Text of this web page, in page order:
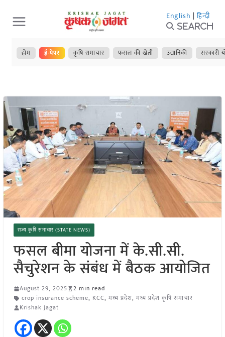
Skip
to
content
English | हिन्दी
Search
होम ई-पेपर कृषि समाचार फसल की खेती उद्यानिकी सरकारी
राज्य कृषि समाचार (STATE NEWS)
फसल बीमा योजना में के.सी.सी.
सैचुरेशन के संबंध में बैठक आयोजित
August 29, 2025
2 min read
crop insurance scheme, KCC, मध्य प्रदेश, मध्य प्रदेश कृषि समाचार
Krishak Jagat